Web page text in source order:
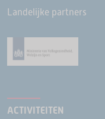
Landelijke partners
ACTIVITEITEN